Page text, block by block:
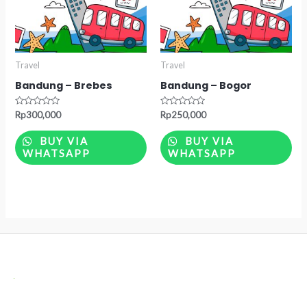
Travel
Bandung – Brebes
Rated
0
out
of
5
Rp300,000
BUY VIA
WHATSAPP
Travel
Bandung – Bogor
Rated
0
out
of
5
Rp250,000
BUY VIA
WHATSAPP